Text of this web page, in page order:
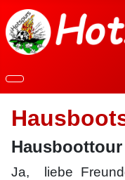
Hausboottour
Ja, liebe